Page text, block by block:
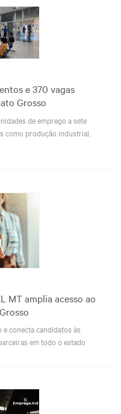
e 370 vagas
Grosso
de emprego a sete
como produção industrial,
MT amplia acesso ao
e conecta candidatos às
em todo o estado